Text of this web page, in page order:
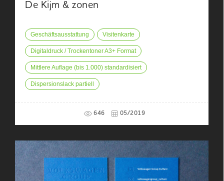
De Kijm & zonen
Geschäftsausstattung Visitenkarte
Digitaldruck / Trockentoner A3+ Format
Mittlere Auflage (bis 1.000) standardisiert
Dispersionslack partiell
646 05/2019